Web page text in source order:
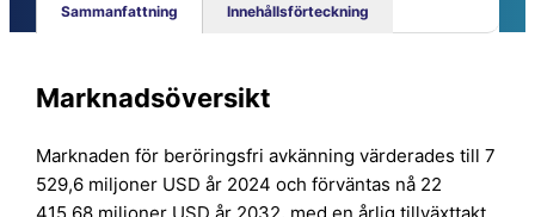
Sammanfattning Innehållsförteckning
Marknadsöversikt
Marknaden för beröringsfri avkänning värderades till 7
529,6 miljoner USD år 2024 och förväntas nå 22
415,68 miljoner USD år 2032, med en årlig tillväxttakt